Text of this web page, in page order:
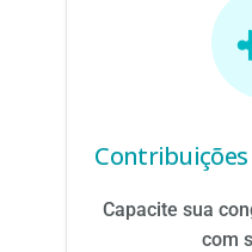
Contribuições
Capacite sua
com